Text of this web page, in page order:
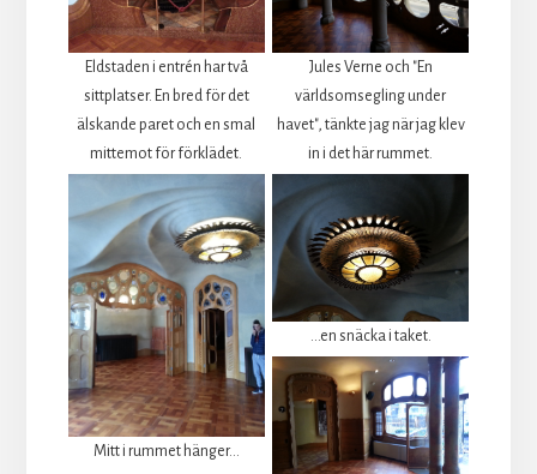
Eldstaden i entrén har två
sittplatser. En bred för det
älskande paret och en smal
mittemot för förklädet.
Jules Verne och "En
världsomsegling under
havet", tänkte jag när jag klev
in i det här rummet.
Mitt i rummet hänger...
...en snäcka i taket.